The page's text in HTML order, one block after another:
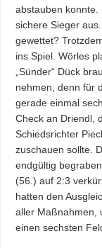
abstauben konnte.
sichere Sieger
gewettet?
ins Spiel. Wörles
„Sünder“ Dück
nehmen, denn für
gerade einmal
Check an Driendl,
Schiedsrichter
zuschauen sollte.
endgültig
(56.) auf 2:3
hatten den
aller Maßnahmen,
einen sechsten